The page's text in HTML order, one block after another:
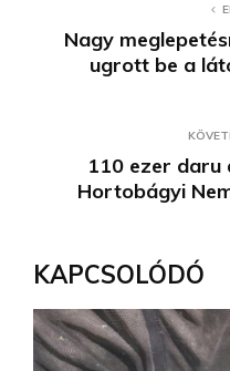
Nagy
ugrott be a
110 ezer daru
Hortobágyi
KAPCSOLÓDÓ